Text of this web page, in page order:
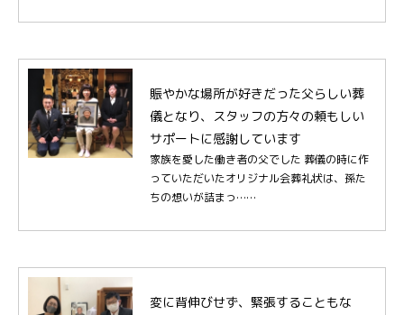
賑やかな場所が好きだった父らしい葬
儀となり、スタッフの方々の頼もしい
サポートに感謝しています
家族を愛した働き者の父でした 葬儀の時に作
っていただいたオリジナル会葬礼状は、孫た
ちの想いが詰まっ……
変に背伸びせず、緊張することもな